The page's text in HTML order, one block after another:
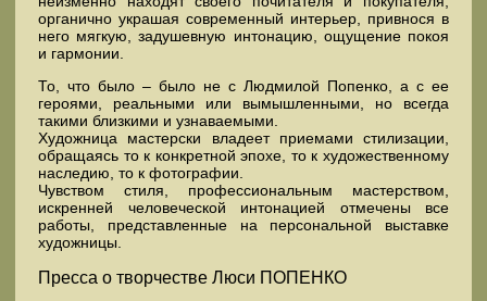
органично украшая современный интерьер, привнося в
него мягкую, задушевную интонацию, ощущение покоя
и гармонии.
То, что было – было не с Людмилой Попенко, а с ее
героями, реальными или вымышленными, но всегда
такими близкими и узнаваемыми.
Художница мастерски владеет приемами стилизации,
обращаясь то к конкретной эпохе, то к художественному
наследию, то к фотографии.
Чувством стиля, профессиональным мастерством,
искренней человеческой интонацией отмечены все
работы, представленные на персональной выставке
художницы.
Пресса о творчестве Люси ПОПЕНКО